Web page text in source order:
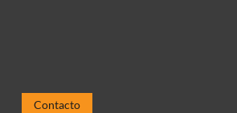
Contacto